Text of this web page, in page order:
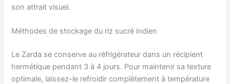
son attrait visuel.
Méthodes de stockage du riz sucré indien
Le Zarda se conserve au réfrigérateur dans un récipient
hermétique pendant 3 à 4 jours. Pour maintenir sa texture
optimale, laissez-le refroidir complètement à température